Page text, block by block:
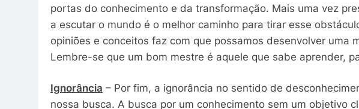
portas do conhecimento e da transformação. Mais uma vez
a escutar o mundo é o melhor caminho para tirar esse
opiniões e conceitos faz com que possamos desenvolver uma
Lembre-se que um bom mestre é aquele que sabe aprender,
Ignorância – Por fim, a ignorância no sentido de
nossa busca. A busca por um conhecimento sem um objetivo